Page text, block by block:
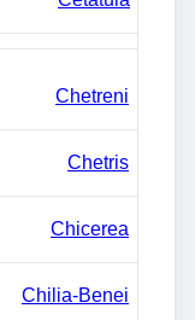
Chetreni
Chetris
Chicerea
Chilia-Benei